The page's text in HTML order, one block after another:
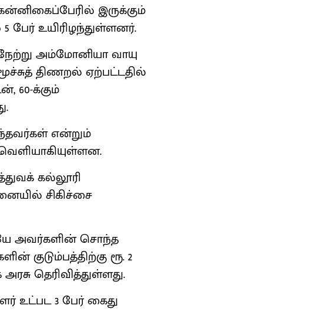
இருக்கும்
பேர் உயிரிழந்துள்ளனர்.
அம்மோனியா வாயு
திணறல் ஏற்பட்டதில்
60-க்கும்
என்றும்
கல்லூரி
சிகிச்சை
அவர்களின் சொந்த
குடும்பத்திற்கு ரூ. 2
தெரிவித்துள்ளது.
உட்பட 3 பேர் கைது